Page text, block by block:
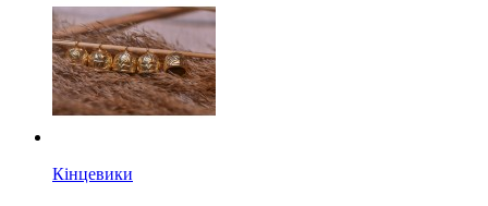
Кінцевики